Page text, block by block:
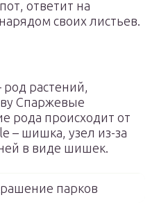
ответит на
своих листьев.
растений,
Спаржевые
рода происходит от
– шишка, узел из-за
в виде шишек.
парков